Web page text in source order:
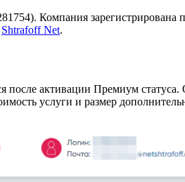
Компания
Shtrafoff Net.
после активации Премиум
услуги и размер